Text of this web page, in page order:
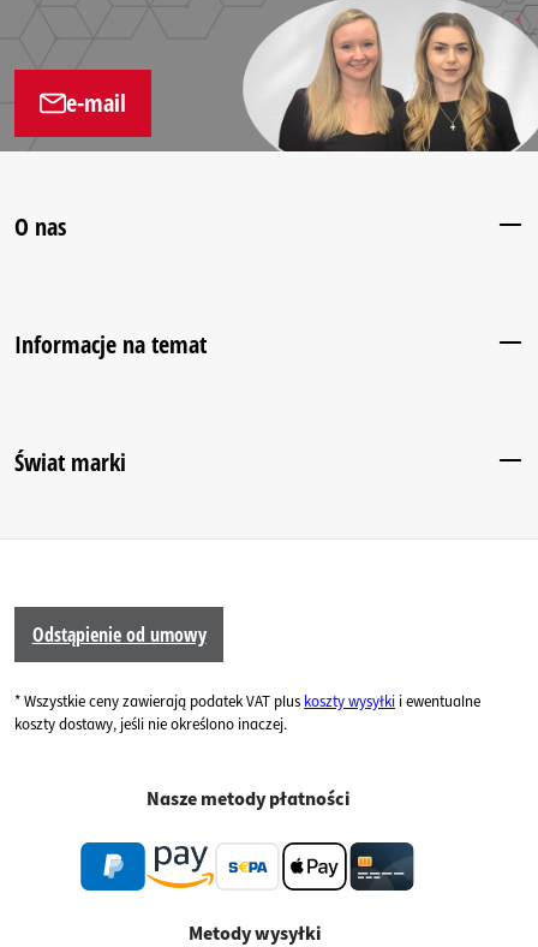
e-mail
O nas
Informacje na temat
Świat marki
Odstąpienie od umowy
* Wszystkie ceny zawierają podatek VAT plus koszty wysyłki i ewentualne
koszty dostawy, jeśli nie określono inaczej.
Nasze metody płatności
Metody wysyłki